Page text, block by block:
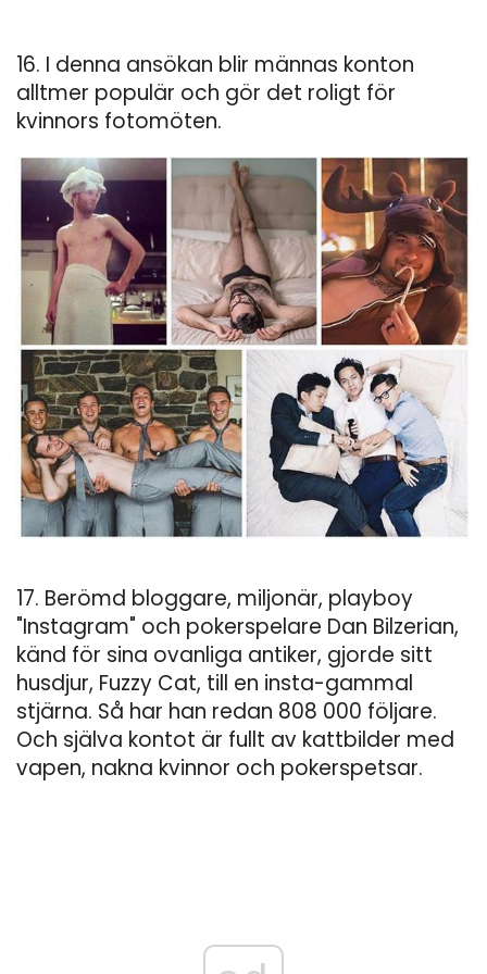
16. I denna ansökan blir männas konton
alltmer populär och gör det roligt för
kvinnors fotomöten.
17. Berömd bloggare, miljonär, playboy
"Instagram" och pokerspelare Dan Bilzerian,
känd för sina ovanliga antiker, gjorde sitt
husdjur, Fuzzy Cat, till en insta-gammal
stjärna. Så har han redan 808 000 följare.
Och själva kontot är fullt av kattbilder med
vapen, nakna kvinnor och pokerspetsar.